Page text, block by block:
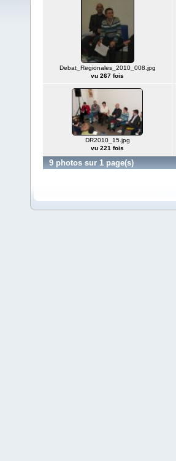
Debat_Regionales_2010_008.jpg
vu 267 fois
DR2010_15.jpg
vu 221 fois
9 photos sur 1 page(s)